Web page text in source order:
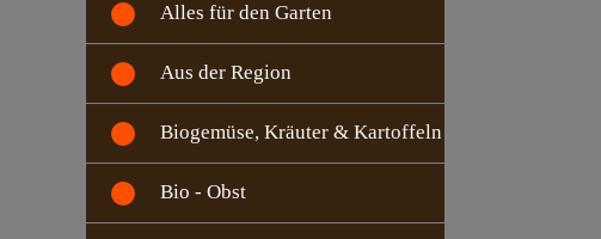
Alles für den Garten
Aus der Region
Biogemüse, Kräuter & Kartoffeln
Bio - Obst